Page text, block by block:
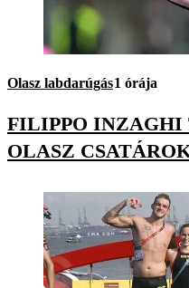
Olasz labdarúgás1 órája
FILIPPO INZAGHI
OLASZ